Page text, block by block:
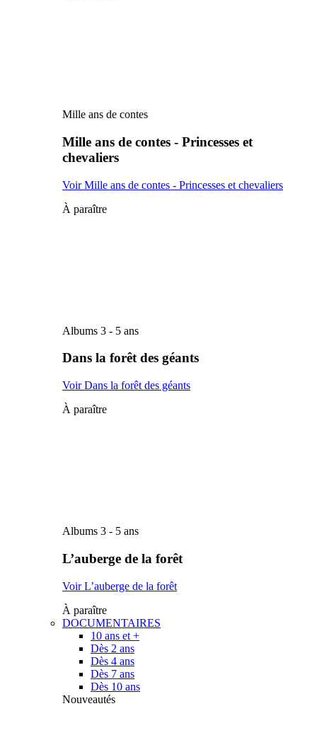
Mille ans de contes
Mille ans de contes - Princesses et
chevaliers
Voir Mille ans de contes - Princesses et chevaliers
À paraître
Albums 3 - 5 ans
Dans la forêt des géants
Voir Dans la forêt des géants
À paraître
Albums 3 - 5 ans
L’auberge de la forêt
Voir L’auberge de la forêt
À paraître
DOCUMENTAIRES
10 ans et +
Dès 2 ans
Dès 4 ans
Dès 7 ans
Dès 10 ans
Nouveautés